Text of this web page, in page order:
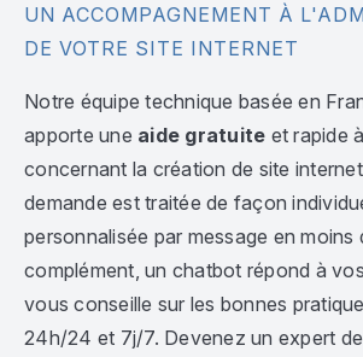
UN ACCOMPAGNEMENT À
DE VOTRE SITE INTERNET
Notre équipe technique basée en
apporte une aide gratuite et rapide
concernant la création de site
demande est traitée de façon
personnalisée par message en moins
complément, un chatbot répond à
vous conseille sur les bonnes
24h/24 et 7j/7. Devenez un expert